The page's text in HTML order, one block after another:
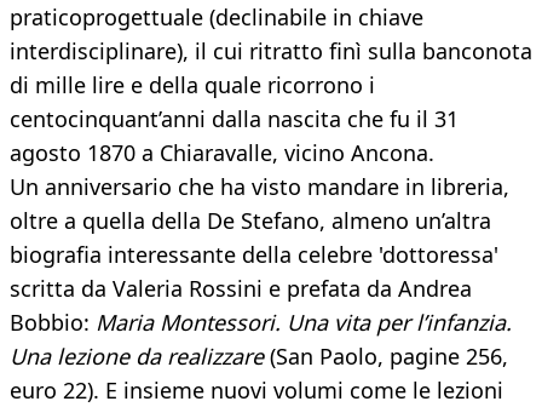
praticoprogettuale (declinabile in chiave
interdisciplinare), il cui ritratto finì sulla banconota
di mille lire e della quale ricorrono i
centocinquant’anni dalla nascita che fu il 31
agosto 1870 a Chiaravalle, vicino Ancona.
Un anniversario che ha visto mandare in libreria,
oltre a quella della De Stefano, almeno un’altra
biografia interessante della celebre 'dottoressa'
scritta da Valeria Rossini e prefata da Andrea
Bobbio: Maria Montessori. Una vita per l’infanzia.
Una lezione da realizzare(San Paolo, pagine 256,
euro 22). E insieme nuovi volumi come le lezioni